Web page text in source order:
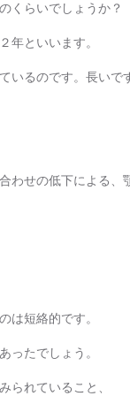
くらいでしょうか？
年といいます。
いるのです。長いで
わせの低下による、
は短絡的です。
ったでしょう。
られていること、